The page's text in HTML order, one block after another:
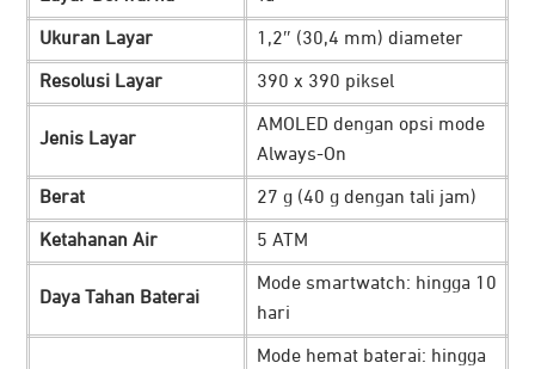
Smartwatch Garmin
seri ini dilengkapi dengan mikrofon
dan speaker internal yang memungkinkan Anda
jam tangan, tanpa perlu mengeluarkan smartphone saku.
Tak hanya itu, fitur ini juga mendukung penggunaan
untuk membalas pesan teks maupun
Ukuran Layar 1,2″ (30,4 mm) diameter
Resolusi Layar 390 x 390 piksel
Jenis Layar
AMOLED dengan opsi mode
Always-On
Berat 27 g (40 g dengan tali jam)
Ketahanan Air 5 ATM
Daya Tahan Baterai
Mode smartwatch: hingga 10
hari
Mode hemat baterai: hingga